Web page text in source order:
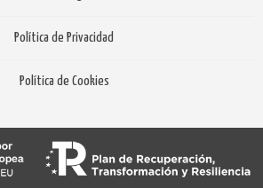
Política de Privacidad
Política de Cookies